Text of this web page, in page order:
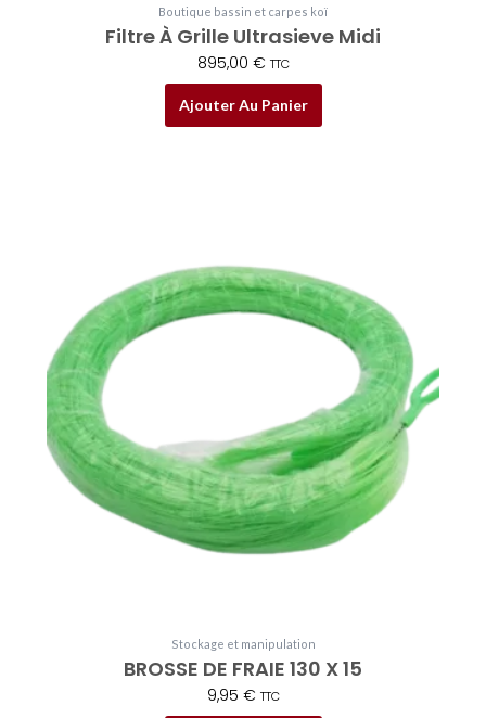
Boutique bassin et carpes koï
Filtre À Grille Ultrasieve Midi
895,00 € TTC
Ajouter Au Panier
Stockage et manipulation
BROSSE DE FRAIE 130 X 15
9,95 € TTC